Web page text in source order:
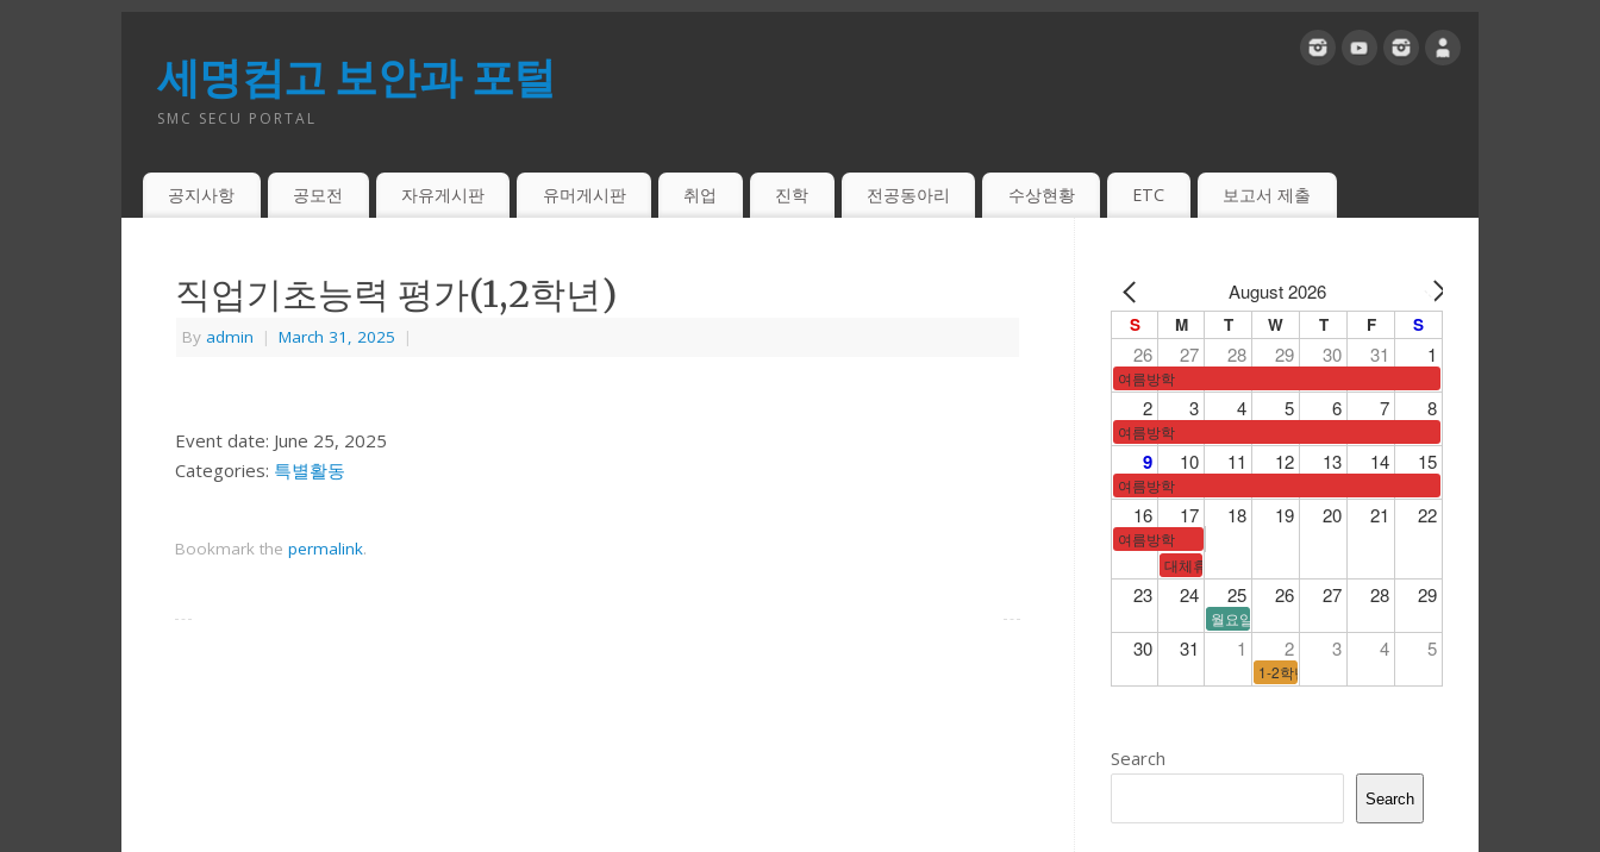
세명컴고 보안과 포털
SMC SECU PORTAL
공지사항 공모전 자유게시판 유머게시판 취업 진학 전공동아리 수상현황 ETC 보고서 제출
직업기초능력 평가(1,2학년)
By admin | March 31, 2025 |
Event date: June 25, 2025
Categories: 특별활동
Bookmark the permalink.
August 2026
S M T W T F S
26 27 28 29 30 31 1
여름방학
2 3 4 5 6 7 8
여름방학
9 10 11 12 13 14 15
여름방학
16 17 18 19 20 21 22
여름방학
대체휴일
23 24 25 26 27 28 29
월요일 시간표
30 31 1 2 3 4 5
1-2학년 전국연합학력평가/3학년 수능모의고사
Search
Search